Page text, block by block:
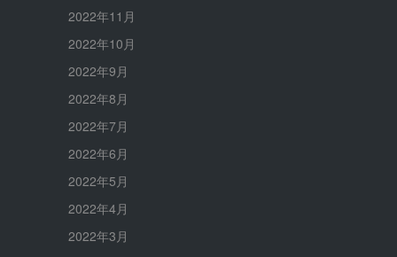
2022年11月
2022年10月
2022年9月
2022年8月
2022年7月
2022年6月
2022年5月
2022年4月
2022年3月